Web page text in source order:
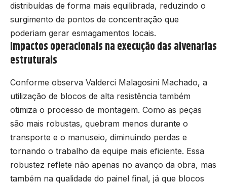
distribuídas de forma mais equilibrada, reduzindo o
surgimento de pontos de concentração que
poderiam gerar esmagamentos locais.
Impactos operacionais na execução das alvenarias
estruturais
Conforme observa Valderci Malagosini Machado, a
utilização de blocos de alta resistência também
otimiza o processo de montagem. Como as peças
são mais robustas, quebram menos durante o
transporte e o manuseio, diminuindo perdas e
tornando o trabalho da equipe mais eficiente. Essa
robustez reflete não apenas no avanço da obra, mas
também na qualidade do painel final, já que blocos